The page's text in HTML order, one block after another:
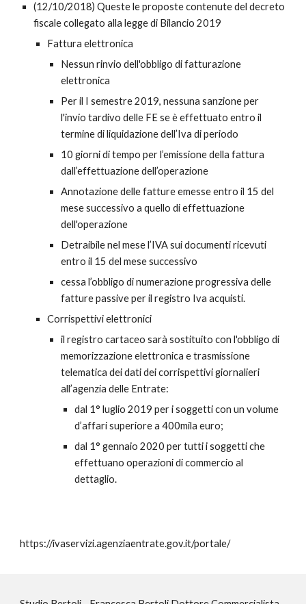
(12/10/2018) Queste le proposte contenute del decreto
fiscale collegato alla legge di Bilancio 2019
Fattura elettronica
Nessun rinvio dell'obbligo di fatturazione
elettronica
Per il I semestre 2019, nessuna sanzione per
l'invio tardivo delle FE se è effettuato entro il
termine di liquidazione dell’Iva di periodo
10 giorni di tempo per l’emissione della fattura
dall’effettuazione dell’operazione
Annotazione delle fatture emesse entro il 15 del
mese successivo a quello di effettuazione
dell'operazione
Detraibile nel mese l’IVA sui documenti ricevuti
entro il 15 del mese successivo
cessa l’obbligo di numerazione progressiva delle
fatture passive per il registro Iva acquisti.
Corrispettivi elettronici
il registro cartaceo sarà sostituito con l'obbligo di
memorizzazione elettronica e trasmissione
telematica dei dati dei corrispettivi giornalieri
all’agenzia delle Entrate:
dal 1° luglio 2019 per i soggetti con un volume
d’affari superiore a 400mila euro;
dal 1° gennaio 2020 per tutti i soggetti che
effettuano operazioni di commercio al
dettaglio.
https://ivaservizi.agenziaentrate.gov.it/portale/